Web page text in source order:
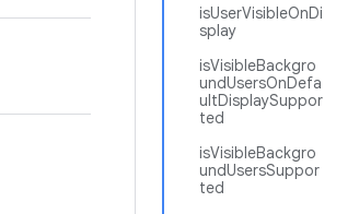
isUserVisibleOnDi
splay
isVisibleBackgro
undUsersOnDefa
ultDisplaySuppor
ted
isVisibleBackgro
undUsersSuppor
ted